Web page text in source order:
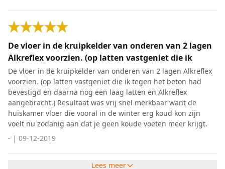
De vloer in de kruipkelder van onderen van 2 lagen
Alkreflex voorzien. (op latten vastgeniet die ik
De vloer in de kruipkelder van onderen van 2 lagen Alkreflex
voorzien. (op latten vastgeniet die ik tegen het beton had
bevestigd en daarna nog een laag latten en Alkreflex
aangebracht.) Resultaat was vrij snel merkbaar want de
huiskamer vloer die vooral in de winter erg koud kon zijn
voelt nu zodanig aan dat je geen koude voeten meer krijgt.
- | 09-12-2019
Lees meer